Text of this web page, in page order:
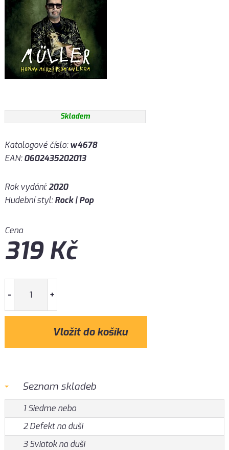
Skladem
Katalogové číslo:w4678
EAN:0602435202013
Rok vydání:2020
Hudební styl:Rock | Pop
Cena
319Kč
- +
Seznam skladeb
1 Siedme nebo
2 Defekt na duši
3 Sviatok na duši